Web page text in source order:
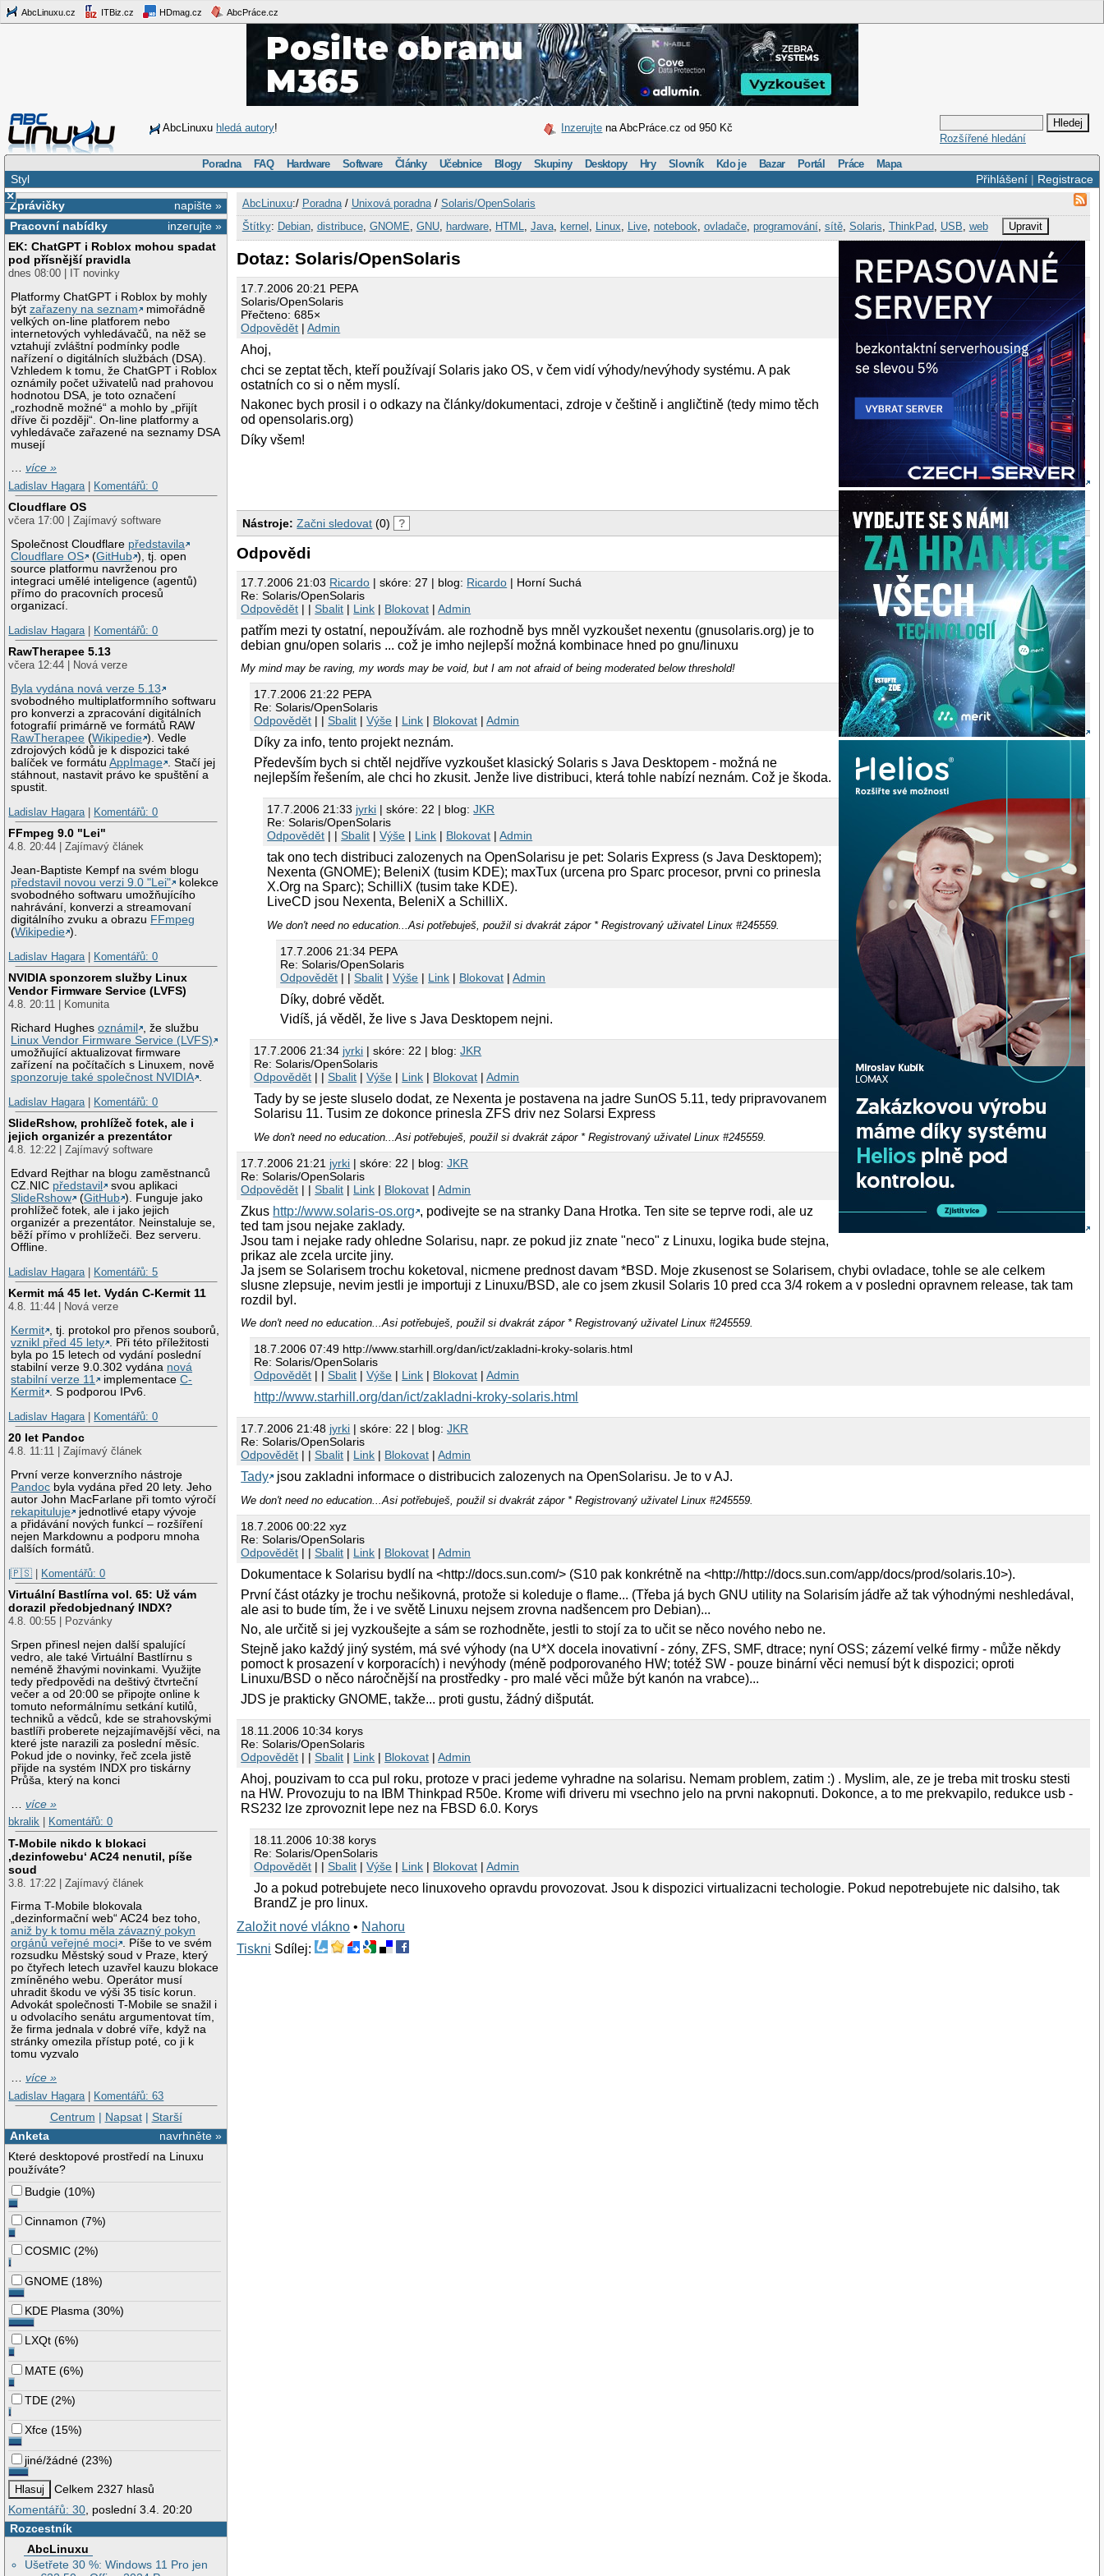
AbcLinuxu.cz ITBiz.cz HDmag.cz AbcPráce.cz
AbcLinuxu hledá autory! Inzerujte na AbcPráce.cz od 950 Kč
Rozšířené hledání
Poradna FAQ Hardware Software Články Učebnice Blogy Skupiny Desktopy Hry Slovník Kdo je Bazar Portál Práce Mapa
Přihlášení| Registrace
Styl
×
napište »
Zprávičky
inzerujte »
Pracovní nabídky
EK: ChatGPT i Roblox mohou spadat
pod přísnější pravidla
dnes 08:00 | IT novinky
Platformy ChatGPT i Roblox by mohly
býtzařazeny na seznam
mimořádně
velkých on-line platforem nebo
internetových vyhledávačů, na něž se
vztahují zvláštní podmínky podle
nařízení o digitálních službách (DSA).
Vzhledem k tomu, že ChatGPT i Roblox
oznámily počet uživatelů nad prahovou
hodnotou DSA, je toto označení
„rozhodně možné“ a mohlo by „přijít
dříve či později“. On-line platformy a
vyhledávače zařazené na seznamy DSA
musejí
…více »
Ladislav Hagara
Komentářů: 0
Cloudflare OS
včera 17:00 | Zajímavý software
Společnost Cloudflare představila
Cloudflare OS
(GitHub ), tj. open
source platformu navrženou pro
integraci umělé inteligence (agentů)
přímo do pracovních procesů
organizací.
Ladislav Hagara
Komentářů: 0
RawTherapee 5.13
včera 12:44 | Nová verze
Byla vydána nová verze 5.13
svobodného multiplatformního softwaru
pro konverzi a zpracování digitálních
fotografií primárně ve formátů RAW
RawTherapee (Wikipedie ). Vedle
zdrojových kódů je k dispozici také
balíček ve formátuAppImage . Stačí jej
stáhnout, nastavit právo ke spuštění a
spustit.
Ladislav Hagara
Komentářů: 0
FFmpeg 9.0 "Lei"
4.8. 20:44 | Zajímavý článek
Jean-Baptiste Kempf na svém blogu
představil novou verzi 9.0 "Lei"
kolekce
svobodného softwaru umožňujícího
nahrávání, konverzi a streamovaní
digitálního zvuku a obrazu FFmpeg
(Wikipedie ).
Ladislav Hagara
Komentářů: 0
NVIDIA sponzorem služby Linux
Vendor Firmware Service (LVFS)
4.8. 20:11 | Komunita
Richard Hughesoznámil
, že službu
Linux Vendor Firmware Service (LVFS)
umožňující aktualizovat firmware
zařízení na počítačích s Linuxem, nově
sponzoruje také společnost NVIDIA .
Ladislav Hagara | Komentářů: 0
SlideRshow, prohlížeč fotek, ale i
jejich organizér a prezentátor
4.8. 12:22 | Zajímavý software
Edvard Rejthar na blogu zaměstnanců
CZ.NIC představil
svou aplikaci
SlideRshow
(GitHub ). Funguje jako
prohlížeč fotek, ale i jako jejich
organizér a prezentátor. Neinstaluje se,
běží přímo v prohlížeči. Bez serveru.
Offline.
Ladislav Hagara | Komentářů: 5
Kermit má 45 let. Vydán C-Kermit 11
4.8. 11:44 | Nová verze
Kermit , tj. protokol pro přenos souborů,
vznikl před 45 lety . Při této příležitosti
byla po 15 letech od vydání poslední
stabilní verze 9.0.302 vydána nová
stabilní verze 11
implementaceC-
Kermit . S podporou IPv6.
Ladislav Hagara | Komentářů: 0
20 let Pandoc
4.8. 11:11 | Zajímavý článek
První verze konverzního nástroje
Pandoc byla vydána před 20 lety. Jeho
autor John MacFarlane při tomto výročí
rekapituluje
jednotlivé etapy vývoje
a přidávání nových funkcí – rozšíření
nejen Markdownu a podporu mnoha
dalších formátů.
|🇵🇸 | Komentářů: 0
Virtuální Bastlírna vol. 65: Už vám
dorazil předobjednaný INDX?
4.8. 00:55 | Pozvánky
Srpen přinesl nejen další spalující
vedro, ale také Virtuální Bastlírnu s
neméně žhavými novinkami. Využijte
tedy předpovědi na deštivý čtvrteční
večer a od 20:00 se připojte online k
tomuto neformálnímu setkání kutilů,
techniků a vědců, kde se strahovskými
bastlíři proberete nejzajímavější věci, na
které jste narazili za poslední měsíc.
Pokud jde o novinky, řeč zcela jistě
přijde na systém INDX pro tiskárny
Průša, který na konci
…více »
bkralik
Komentářů: 0
T-Mobile nikdo k blokaci
‚dezinfowebu‘ AC24 nenutil, píše
soud
3.8. 17:22 | Zajímavý článek
Firma T-Mobile blokovala
„dezinformační web“ AC24 bez toho,
aniž by k tomu měla závazný pokyn
orgánů veřejné moci . Píše to ve svém
rozsudku Městský soud v Praze, který
po čtyřech letech uzavřel kauzu blokace
zmíněného webu. Operátor musí
uhradit škodu ve výši 35 tisíc korun.
Advokát společnosti T-Mobile se snažil i
u odvolacího senátu argumentovat tím,
že firma jednala v dobré víře, když na
stránky omezila přístup poté, co ji k
tomu vyzvalo
…více »
Ladislav Hagara | Komentářů: 63
Centrum | Napsat| Starší
navrhněte »
Anketa
Které desktopové prostředí na Linuxu
používáte?
Budgie (10%)
Cinnamon (7%)
COSMIC (2%)
GNOME (18%)
KDE Plasma (30%)
LXQt (6%)
MATE (6%)
TDE (2%)
Xfce (15%)
jiné/žádné (23%)
Celkem 2327 hlasů
Komentářů: 30, poslední 3.4. 20:20
Rozcestník
AbcLinuxu
Ušetřete 30 %: Windows 11 Pro jen
AbcLinuxu:/ Poradna/ Unixová poradna/ Solaris/OpenSolaris
Štítky: Debian, distribuce, GNOME GNU, hardware, HTML Java, kernel Linux Live, notebook ovladače, programování, sítě, Solaris ThinkPad, USB web Upravit
Dotaz: Solaris/OpenSolaris
17.7.2006 20:21 PEPA
Solaris/OpenSolaris
Přečteno: 685×
Odpovědět |Admin
Ahoj,
chci se zeptat těch, kteří používají Solaris jako OS, v čem vidí výhody/nevýhody systému. A pak
ostatních co si o něm myslí.
Nakonec bych prosil i o odkazy na články/dokumentaci, zdroje v češtině i angličtině (tedy mimo těch
od opensolaris.org)
Díky všem!
Nástroje: Začni sledovat (0) ?
Odpovědi
17.7.2006 21:03 Ricardo | skóre: 27 | blog: Ricardo | Horní Suchá
Re: Solaris/OpenSolaris
Odpovědět | |Sbalit | Link | Blokovat |Admin
patřím mezi ty ostatní, nepoužívám. ale rozhodně bys mněl vyzkoušet nexentu (gnusolaris.org) je to
debian gnu/open solaris ... což je imho nejlepší možná kombinace hned po gnu/linuxu
My mind may be raving, my words may be void, but I am not afraid of being moderated below threshold!
17.7.2006 21:22 PEPA
Re: Solaris/OpenSolaris
Odpovědět | |Sbalit |Výše | Link | Blokovat |Admin
Díky za info, tento projekt neznám.
Především bych si chtěl nejdříve vyzkoušet klasický Solaris s Java Desktopem - možná ne
nejlepším řešením, ale chci ho zkusit. Jenže live distribuci, která tohle nabízí neznám. Což je škoda.
17.7.2006 21:33 jyrki | skóre: 22 | blog:JKR
Re: Solaris/OpenSolaris
Odpovědět | |Sbalit |Výše | Link | Blokovat |Admin
tak ono tech distribuci zalozenych na OpenSolarisu je pet: Solaris Express (s Java Desktopem);
Nexenta (GNOME); BeleniX (tusim KDE); maxTux (urcena pro Sparc procesor, prvni co prinesla
X.Org na Sparc); SchilliX (tusim take KDE).
LiveCD jsou Nexenta, BeleniX a SchilliX.
We don't need no education...Asi potřebuješ, použil si dvakrát zápor * Registrovaný uživatel Linux #245559.
17.7.2006 21:34 PEPA
Re: Solaris/OpenSolaris
Odpovědět | |Sbalit |Výše | Link | Blokovat |Admin
Díky, dobré vědět.
Vidíš, já věděl, že live s Java Desktopem nejni.
17.7.2006 21:34 jyrki | skóre: 22 | blog:JKR
Re: Solaris/OpenSolaris
Odpovědět | |Sbalit |Výše | Link | Blokovat |Admin
Tady by se jeste sluselo dodat, ze Nexenta je postavena na jadre SunOS 5.11, tedy pripravovanem
Solarisu 11. Tusim ze dokonce prinesla ZFS driv nez Solarsi Express
We don't need no education...Asi potřebuješ, použil si dvakrát zápor * Registrovaný uživatel Linux #245559.
17.7.2006 21:21 jyrki | skóre: 22 | blog:JKR
Re: Solaris/OpenSolaris
Odpovědět | |Sbalit | Link | Blokovat |Admin
Zkus http://www.solaris-os.org , podivejte se na stranky Dana Hrotka. Ten site se teprve rodi, ale uz
ted tam jsou nejake zaklady.
Jsou tam i nejake rady ohledne Solarisu, napr. ze pokud jiz znate "neco" z Linuxu, logika bude stejna,
prikaz ale zcela urcite jiny.
Ja jsem se Solarisem trochu koketoval, nicmene prednost davam *BSD. Moje zkusenost se Solarisem, chybi ovladace, tohle se ale celkem
slusne zlepsuje, nevim jestli je importuji z Linuxu/BSD, ale co jsem zkusil Solaris 10 pred cca 3/4 rokem a v posledni opravnem release, tak tam
rozdil byl.
We don't need no education...Asi potřebuješ, použil si dvakrát zápor * Registrovaný uživatel Linux #245559.
18.7.2006 07:49 http://www.starhill.org/dan/ict/zakladni-kroky-solaris.html
Re: Solaris/OpenSolaris
Odpovědět | |Sbalit |Výše | Link | Blokovat |Admin
http://www.starhill.org/dan/ict/zakladni-kroky-solaris.html
17.7.2006 21:48 jyrki | skóre: 22 | blog:JKR
Re: Solaris/OpenSolaris
Odpovědět | |Sbalit | Link | Blokovat |Admin
Tady jsou zakladni informace o distribucich zalozenych na OpenSolarisu. Je to v AJ.
We don't need no education...Asi potřebuješ, použil si dvakrát zápor * Registrovaný uživatel Linux #245559.
18.7.2006 00:22 xyz
Re: Solaris/OpenSolaris
Odpovědět | |Sbalit | Link | Blokovat |Admin
Dokumentace k Solarisu bydlí na <http://docs.sun.com/> (S10 pak konkrétně na <http://http://docs.sun.com/app/docs/prod/solaris.10>).
První část otázky je trochu nešikovná, protože si koleduje o flame... (Třeba já bych GNU utility na Solarisím jádře až tak výhodnými neshledával,
ale asi to bude tím, že i ve světě Linuxu nejsem zrovna nadšencem pro Debian)...
No, ale určitě si jej vyzkoušejte a sám se rozhodněte, jestli to stojí za to učit se něco nového nebo ne.
Stejně jako každý jiný systém, má své výhody (na U*X docela inovativní - zóny, ZFS, SMF, dtrace; nyní OSS; zázemí velké firmy - může někdy
pomoct k prosazení v korporacích) i nevýhody (méně podporovaného HW; totéž SW - pouze binární věci nemusí být k dispozici; oproti
Linuxu/BSD o něco náročnější na prostředky - pro malé věci může být kanón na vrabce)...
JDS je prakticky GNOME, takže... proti gustu, žádný dišputát.
18.11.2006 10:34 korys
Re: Solaris/OpenSolaris
Odpovědět | |Sbalit | Link | Blokovat |Admin
Ahoj, pouzivam to cca pul roku, protoze v praci jedeme vyhradne na solarisu. Nemam problem, zatim :) . Myslim, ale, ze je treba mit trosku stesti
na HW. Provozuju to na IBM Thinkpad R50e. Krome wifi driveru mi vsechno jelo na prvni nakopnuti. Dokonce, a to me prekvapilo, redukce usb -
RS232 lze zprovoznit lepe nez na FBSD 6.0. Korys
18.11.2006 10:38 korys
Re: Solaris/OpenSolaris
Odpovědět | |Sbalit |Výše | Link | Blokovat |Admin
Jo a pokud potrebujete neco linuxoveho opravdu provozovat. Jsou k dispozici virtualizacni techologie. Pokud nepotrebujete nic dalsiho, tak
BrandZ je pro linux.
Založit nové vlákno • Nahoru
Tiskni Sdílej: